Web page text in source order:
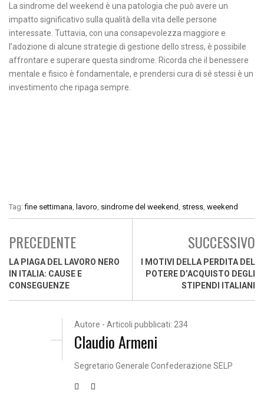
La sindrome del weekend è una patologia che può avere un
impatto significativo sulla qualità della vita delle persone
interessate. Tuttavia, con una consapevolezza maggiore e
l’adozione di alcune strategie di gestione dello stress, è possibile
affrontare e superare questa sindrome. Ricorda che il benessere
mentale e fisico è fondamentale, e prendersi cura di sé stessi è un
investimento che ripaga sempre.
Tag:fine settimana, lavoro, sindrome del weekend, stress, weekend
PRECEDENTE
LA PIAGA DEL LAVORO NERO
IN ITALIA: CAUSE E
CONSEGUENZE
SUCCESSIVO
I MOTIVI DELLA PERDITA DEL
POTERE D’ACQUISTO DEGLI
STIPENDI ITALIANI
Autore - Articoli pubblicati: 234
Claudio Armeni
Segretario Generale Confederazione SELP